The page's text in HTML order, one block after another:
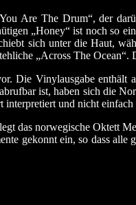
Are The Drum“, der
„Honey“ ist noch so
sich unter die Haut,
„Across The Ocean“.
Die Vinylausgabe enthält
ist, haben sich die
und nicht einfach
das norwegische Oktett
gekonnt ein, so dass